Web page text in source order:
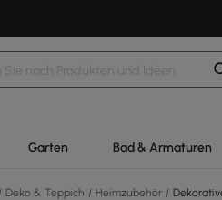
Garten Bad & Armaturen
/ Deko & Teppich / Heimzubehör /